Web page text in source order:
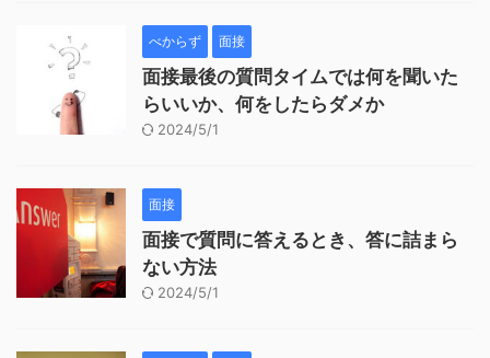
べからず 面接
面接最後の質問タイムでは何を聞いた
らいいか、何をしたらダメか
2024/5/1
面接
面接で質問に答えるとき、答に詰まら
ない方法
2024/5/1